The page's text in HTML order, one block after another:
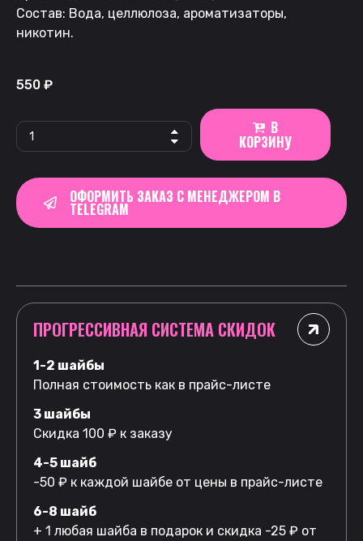
Состав: Вода, целлюлоза, ароматизаторы,
никотин.
550 ₽
В
КОРЗИНУ
ОФОРМИТЬ ЗАКАЗ С МЕНЕДЖЕРОМ В
TELEGRAM
ПРОГРЕССИВНАЯ СИСТЕМА СКИДОК
1-2 шайбы
Полная стоимость как в прайс-листе
3 шайбы
Скидка 100 ₽ к заказу
4-5 шайб
-50 ₽ к каждой шайбе от цены в прайс-листе
6-8 шайб
+ 1 любая шайба в подарок и скидка -25 ₽ от